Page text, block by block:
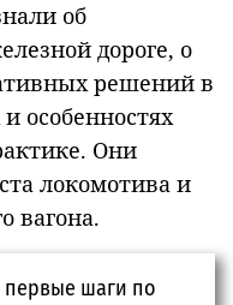
об
дороге, о
решений в
особенностях
Они
локомотива и
вагона.